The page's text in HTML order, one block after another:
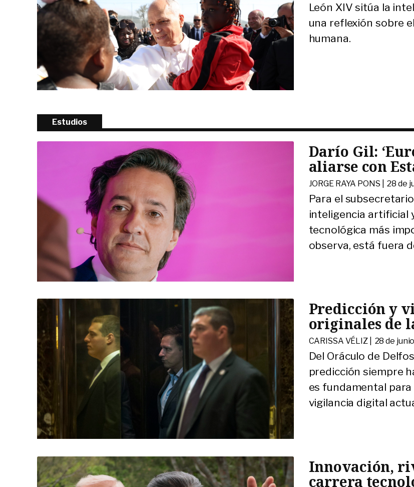
León XIV sitúa la
una reflexión sobre
humana.
Estudios
Darío Gil:
aliarse con
JORGE RAYA PONS |28 de
Para el
inteligencia artificial
tecnológica más
observa, está fuera
Predicción y
originales de
CARISSA VÉLIZ | 28 de
Del Oráculo de
predicción siempre
es fundamental
vigilancia digital
Innovación,
carrera